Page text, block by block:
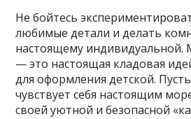
Не бойтесь
любимые детали и делать
настоящему индивидуальной.
— это настоящая кладовая
для оформления детской.
чувствует себя настоящим
своей уютной и безопасной